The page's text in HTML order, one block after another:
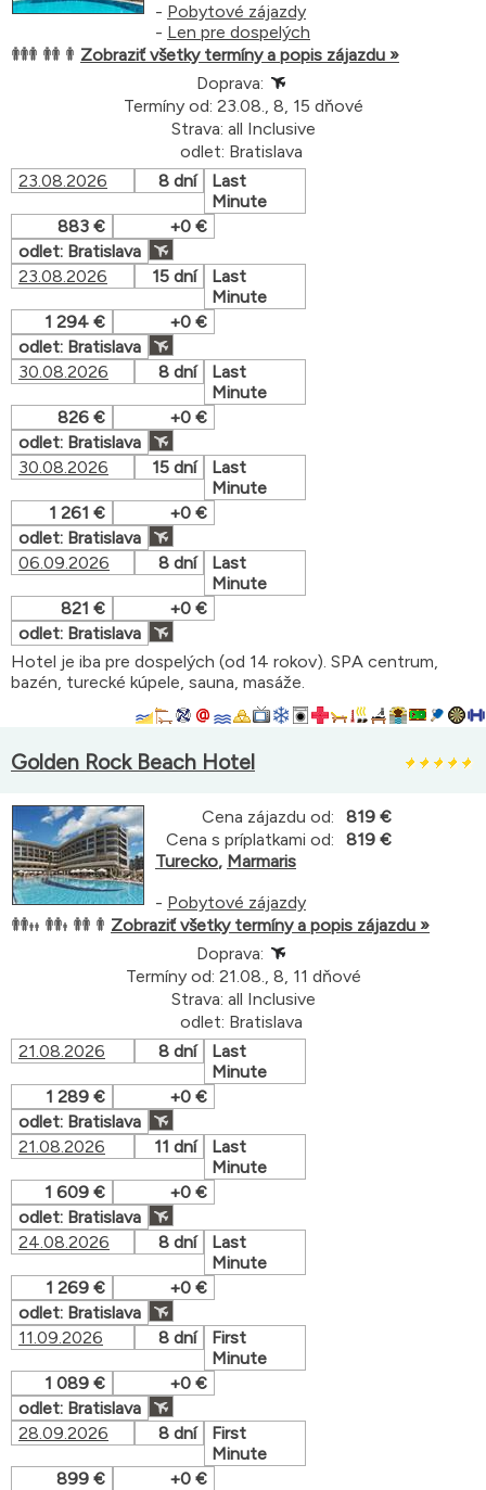
- Pobytové zájazdy
- Len pre dospelých
Zobraziť všetky termíny a popis zájazdu »
Doprava:
Termíny od: 23.08., 8, 15 dňové
Strava: all Inclusive
odlet: Bratislava
23.08.2026
8 dní
Last
Minute
883 €
+0 €
odlet: Bratislava
23.08.2026
15 dní
Last
Minute
1 294 €
+0 €
odlet: Bratislava
30.08.2026
8 dní
Last
Minute
826 €
+0 €
odlet: Bratislava
30.08.2026
15 dní
Last
Minute
1 261 €
+0 €
odlet: Bratislava
06.09.2026
8 dní
Last
Minute
821 €
+0 €
odlet: Bratislava
Hotel je iba pre dospelých (od 14 rokov). SPA centrum,
bazén, turecké kúpele, sauna, masáže.
Golden Rock Beach Hotel
Cena zájazdu od:
819 €
Cena s príplatkami od:
819 €
Turecko, Marmaris
- Pobytové zájazdy
Zobraziť všetky termíny a popis zájazdu »
Doprava:
Termíny od: 21.08., 8, 11 dňové
Strava: all Inclusive
odlet: Bratislava
21.08.2026
8 dní
Last
Minute
1 289 €
+0 €
odlet: Bratislava
21.08.2026
11 dní
Last
Minute
1 609 €
+0 €
odlet: Bratislava
24.08.2026
8 dní
Last
Minute
1 269 €
+0 €
odlet: Bratislava
11.09.2026
8 dní
First
Minute
1 089 €
+0 €
odlet: Bratislava
28.09.2026
8 dní
First
Minute
899 €
+0 €